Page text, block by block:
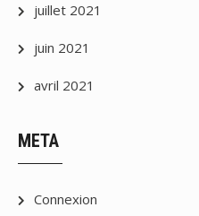
juillet 2021
juin 2021
avril 2021
META
Connexion